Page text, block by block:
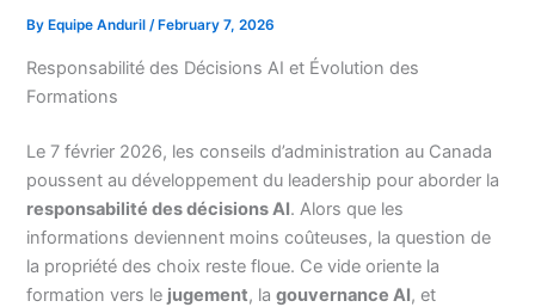
By Equipe Anduril/ February 7, 2026
Responsabilité des Décisions AI et Évolution des
Formations
Le 7 février 2026, les conseils d’administration au Canada
poussent au développement du leadership pour aborder la
responsabilité des décisions AI. Alors que les
informations deviennent moins coûteuses, la question de
la propriété des choix reste floue. Ce vide oriente la
formation vers le jugement, lagouvernance AI, et